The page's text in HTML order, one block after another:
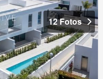
12 Fotos